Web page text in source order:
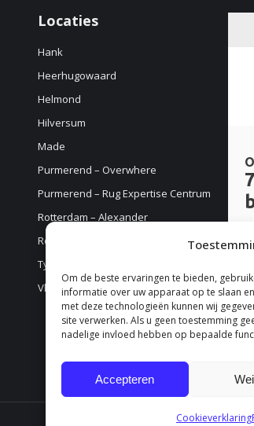
Om de beste ervaringen te bieden,
informatie over uw apparaat op te slaan
met deze technologieën kunnen wij
site verwerken. Als u geen toestemming
nadelige invloed hebben op bepaalde
Accepteren
Cookieverklaring
Locaties
Hank
Heerhugowaard
Helmond
Hilversum
Made
Purmerend – Overwhere
Purmerend – Rug Expertise Centrum
Rotterdam – Alexander
Rotterdam – Noordereiland
Tynaarlo
Vlaardingen